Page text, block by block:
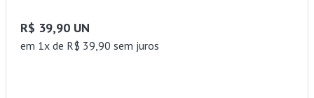
R$ 39,90 UN
em 1x de R$ 39,90 sem juros